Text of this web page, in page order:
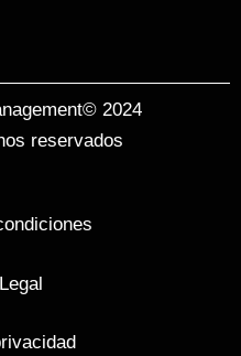
2024
reservados